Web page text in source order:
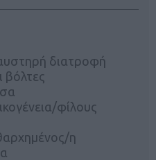
διατροφή
βόλτες
φίλους
η